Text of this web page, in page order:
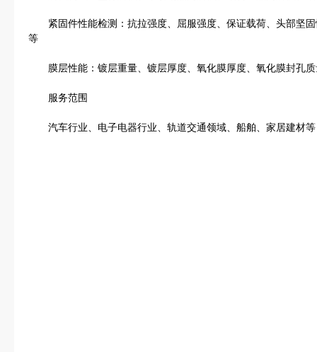
紧固件性能检测：抗拉强度、屈服强度、保证载荷、头部坚固
等
膜层性能：镀层重量、镀层厚度、氧化膜厚度、氧化膜封孔质
服务范围
汽车行业、电子电器行业、轨道交通领域、船舶、家居建材等